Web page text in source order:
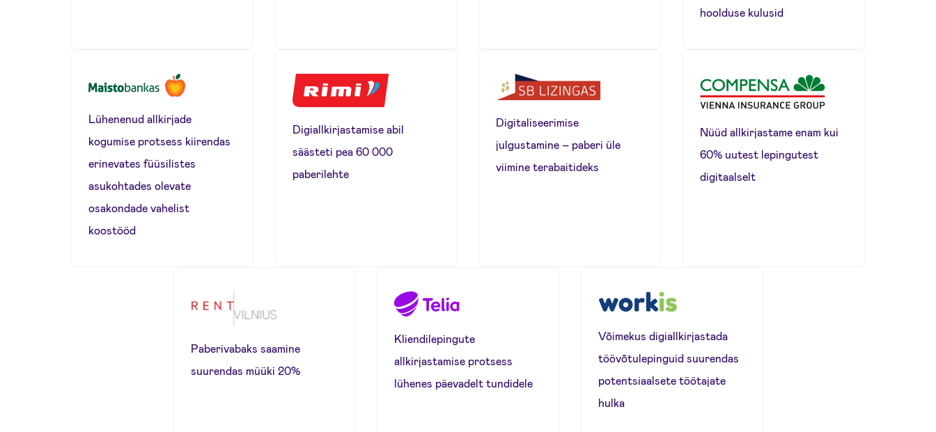
hoolduse kulusid
Lühenenud allkirjade
kogumise protsess kiirendas
erinevates füüsilistes
asukohtades olevate
osakondade vahelist
koostööd
Digiallkirjastamise abil
säästeti pea 60 000
paberilehte
Digitaliseerimise
julgustamine – paberi üle
viimine terabaitideks
Nüüd allkirjastame enam kui
60% uutest lepingutest
digitaalselt
Paberivabaks saamine
suurendas müüki 20%
Kliendilepingute
allkirjastamise protsess
lühenes päevadelt tundidele
Võimekus digiallkirjastada
töövõtulepinguid suurendas
potentsiaalsete töötajate
hulka